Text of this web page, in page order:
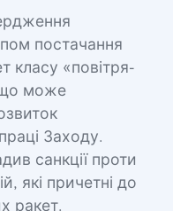
постачання
класу «повітря-
що може
Заходу.
санкції проти
які причетні до
ракет.